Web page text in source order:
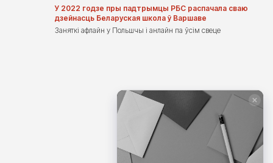
У 2022 годзе пры падтрымцы РБС распачала сваю
дзейнасць Беларуская школа ў Варшаве
Заняткі афлайн у Польшчы і анлайн па ўсім свеце